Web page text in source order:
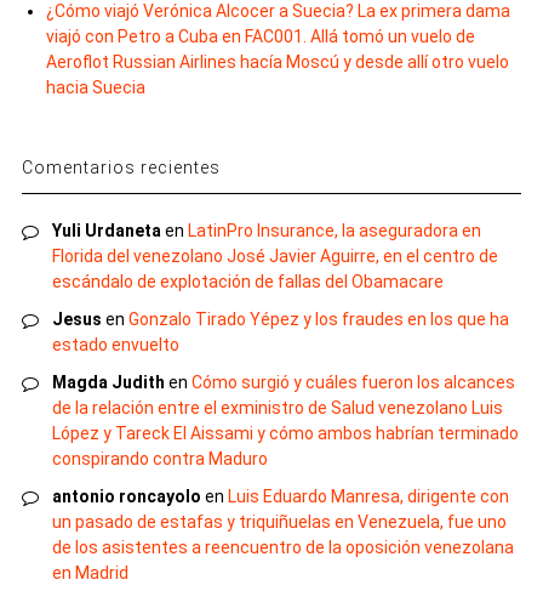
¿Cómo viajó Verónica Alcocer a Suecia? La ex primera dama
viajó con Petro a Cuba en FAC001. Allá tomó un vuelo de
Aeroflot Russian Airlines hacía Moscú y desde allí otro vuelo
hacia Suecia
Comentarios recientes
Yuli Urdanetaen LatinPro Insurance, la aseguradora en
Florida del venezolano José Javier Aguirre, en el centro de
escándalo de explotación de fallas del Obamacare
Jesus en Gonzalo Tirado Yépez y los fraudes en los que ha
estado envuelto
Magda Judith en Cómo surgió y cuáles fueron los alcances
de la relación entre el exministro de Salud venezolano Luis
López y Tareck El Aissami y cómo ambos habrían terminado
conspirando contra Maduro
antonio roncayolo en Luis Eduardo Manresa, dirigente con
un pasado de estafas y triquiñuelas en Venezuela, fue uno
de los asistentes a reencuentro de la oposición venezolana
en Madrid